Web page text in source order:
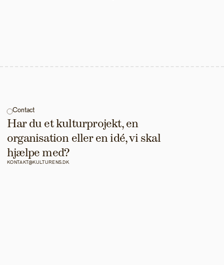
Contact
Har du et kulturprojekt, en
organisation eller en idé, vi skal
hjælpe med?
KONTAKT@KULTURENS.DK